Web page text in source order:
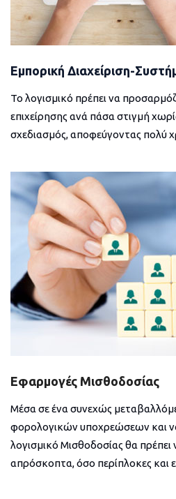
Εμπορική Διαχείριση-
Το λογισμικό πρέπει να
επιχείρησης ανά πάσα στιγμή
σχεδιασμός, αποφεύγοντας πολύ
Εφαρμογές Μισθοδοσίας
Μέσα σε ένα συνεχώς
φορολογικών υποχρεώσεων και
λογισμικό Μισθοδοσίας θα
απρόσκοπτα, όσο περίπλοκες και